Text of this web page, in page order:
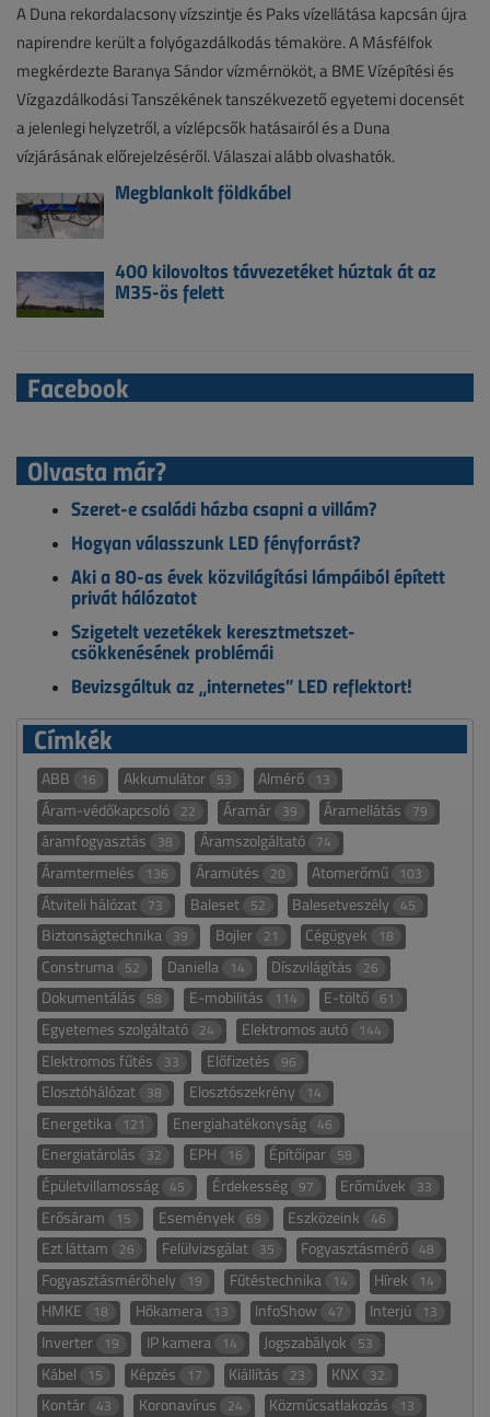
A Duna rekordalacsony vízszintje és Paks vízellátása kapcsán újra
napirendre került a folyógazdálkodás témaköre. A Másfélfok
megkérdezte Baranya Sándor vízmérnököt, a BME Vízépítési és
Vízgazdálkodási Tanszékének tanszékvezető egyetemi docensét
a jelenlegi helyzetről, a vízlépcsők hatásairól és a Duna
vízjárásának előrejelzéséről. Válaszai alább olvashatók.
Megblankolt földkábel
400 kilovoltos távvezetéket húztak át az
M35-ös felett
Facebook
Olvasta már?
Szeret-e családi házba csapni a villám?
Hogyan válasszunk LED fényforrást?
Aki a 80-as évek közvilágítási lámpáiból épített
privát hálózatot
Szigetelt vezetékek keresztmetszet-
csökkenésének problémái
Bevizsgáltuk az „internetes” LED reflektort!
Címkék
ABB 16 Akkumulátor 53 Almérő 13
Áram-védőkapcsoló 22 Áramár 39 Áramellátás 79
áramfogyasztás 38 Áramszolgáltató 74
Áramtermelés 136 Áramütés 20 Atomerőmű 103
Átviteli hálózat 73 Baleset 52 Balesetveszély 45
Biztonságtechnika 39 Bojler 21 Cégügyek 18
Construma 52 Daniella 14 Díszvilágítás 26
Dokumentálás 58 E-mobilitás 114 E-töltő 61
Egyetemes szolgáltató 24 Elektromos autó 144
Elektromos fűtés 33 Előfizetés 96
Elosztóhálózat 38 Elosztószekrény 14
Energetika 121 Energiahatékonyság 46
Energiatárolás 32 EPH 16 Építőipar 58
Épületvillamosság 45 Érdekesség 97 Erőművek 33
Erősáram 15 Események 69 Eszközeink 46
Ezt láttam 26 Felülvizsgálat 35 Fogyasztásmérő 48
Fogyasztásmérőhely 19 Fűtéstechnika 14 Hírek 14
HMKE 18 Hőkamera 13 InfoShow 47 Interjú 13
Inverter 19 IP kamera 14 Jogszabályok 53
Kábel 15 Képzés 17 Kiállítás 23 KNX 32
Kontár 43 Koronavírus 24 Közműcsatlakozás 13